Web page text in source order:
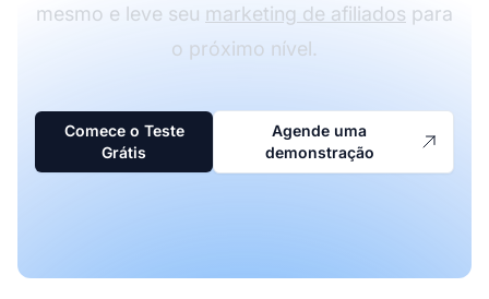
mesmo e leve seu marketing de afiliados para
o próximo nível.
Comece o Teste
Grátis
Agende uma
demonstração